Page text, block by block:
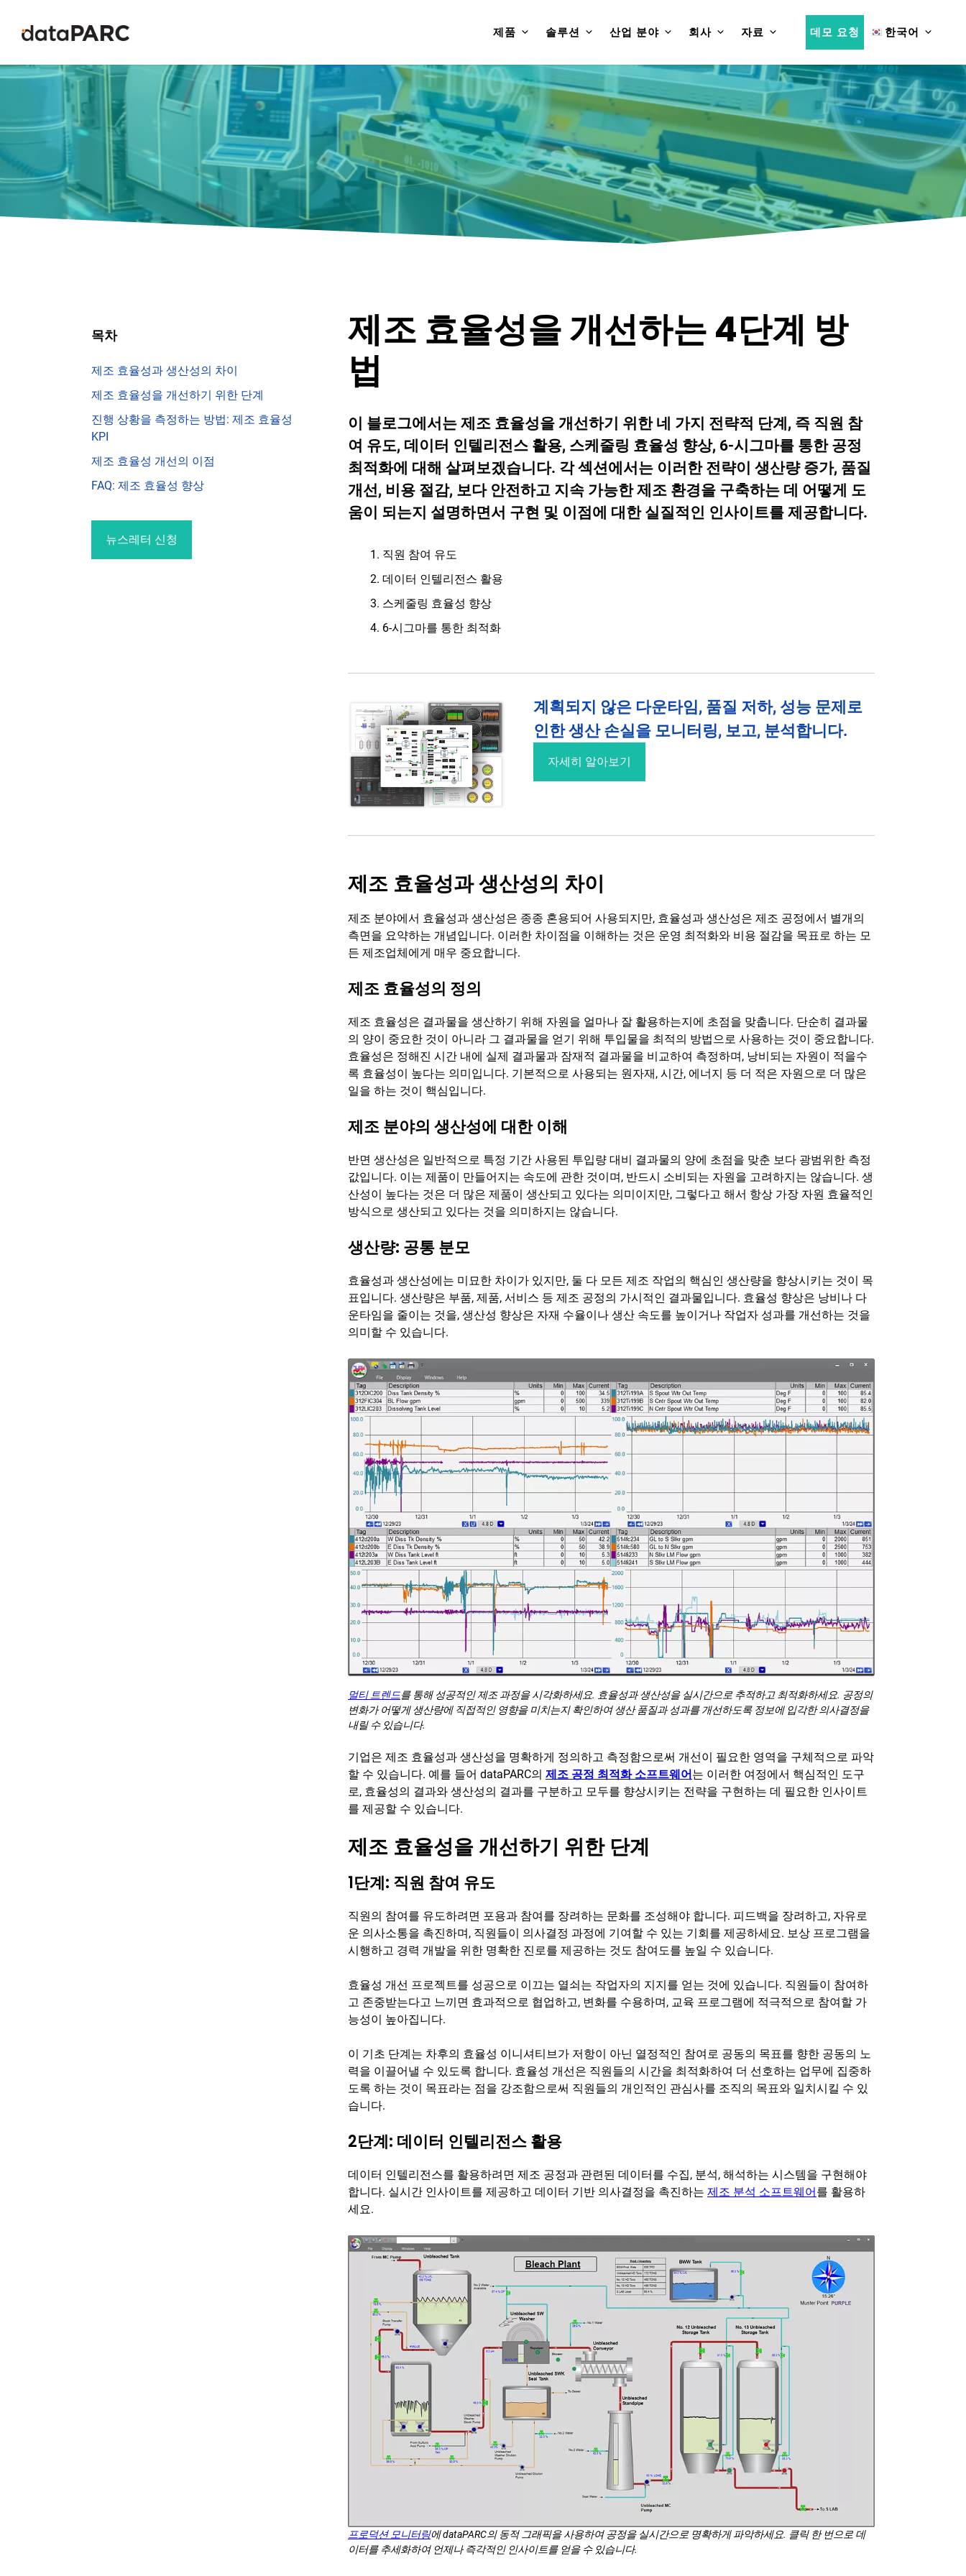
제품 솔루션 산업 분야 회사 자료 데모 요청 한국어
제조 효율성을 개선하는 4단계 방
법
이 블로그에서는 제조 효율성을 개선하기 위한 네 가지 전략적 단계, 즉 직원 참
여 유도, 데이터 인텔리전스 활용, 스케줄링 효율성 향상, 6-시그마를 통한 공정
최적화에 대해 살펴보겠습니다. 각 섹션에서는 이러한 전략이 생산량 증가, 품질
개선, 비용 절감, 보다 안전하고 지속 가능한 제조 환경을 구축하는 데 어떻게 도
움이 되는지 설명하면서 구현 및 이점에 대한 실질적인 인사이트를 제공합니다.
직원 참여 유도
데이터 인텔리전스 활용
스케줄링 효율성 향상
6-시그마를 통한 최적화
계획되지 않은 다운타임, 품질 저하, 성능 문제로
인한 생산 손실을 모니터링, 보고, 분석합니다.
자세히 알아보기
제조 효율성과 생산성의 차이
제조 분야에서 효율성과 생산성은 종종 혼용되어 사용되지만, 효율성과 생산성은 제조 공정에서 별개의
측면을 요약하는 개념입니다. 이러한 차이점을 이해하는 것은 운영 최적화와 비용 절감을 목표로 하는 모
든 제조업체에게 매우 중요합니다.
제조 효율성의 정의
제조 효율성은 결과물을 생산하기 위해 자원을 얼마나 잘 활용하는지에 초점을 맞춥니다. 단순히 결과물
의 양이 중요한 것이 아니라 그 결과물을 얻기 위해 투입물을 최적의 방법으로 사용하는 것이 중요합니다.
효율성은 정해진 시간 내에 실제 결과물과 잠재적 결과물을 비교하여 측정하며, 낭비되는 자원이 적을수
록 효율성이 높다는 의미입니다. 기본적으로 사용되는 원자재, 시간, 에너지 등 더 적은 자원으로 더 많은
일을 하는 것이 핵심입니다.
제조 분야의 생산성에 대한 이해
반면 생산성은 일반적으로 특정 기간 사용된 투입량 대비 결과물의 양에 초점을 맞춘 보다 광범위한 측정
값입니다. 이는 제품이 만들어지는 속도에 관한 것이며, 반드시 소비되는 자원을 고려하지는 않습니다. 생
산성이 높다는 것은 더 많은 제품이 생산되고 있다는 의미이지만, 그렇다고 해서 항상 가장 자원 효율적인
방식으로 생산되고 있다는 것을 의미하지는 않습니다.
생산량: 공통 분모
효율성과 생산성에는 미묘한 차이가 있지만, 둘 다 모든 제조 작업의 핵심인 생산량을 향상시키는 것이 목
표입니다. 생산량은 부품, 제품, 서비스 등 제조 공정의 가시적인 결과물입니다. 효율성 향상은 낭비나 다
운타임을 줄이는 것을, 생산성 향상은 자재 수율이나 생산 속도를 높이거나 작업자 성과를 개선하는 것을
의미할 수 있습니다.
멀티 트렌드를 통해 성공적인 제조 과정을 시각화하세요. 효율성과 생산성을 실시간으로 추적하고 최적화하세요. 공정의
변화가 어떻게 생산량에 직접적인 영향을 미치는지 확인하여 생산 품질과 성과를 개선하도록 정보에 입각한 의사결정을
내릴 수 있습니다.
기업은 제조 효율성과 생산성을 명확하게 정의하고 측정함으로써 개선이 필요한 영역을 구체적으로 파악
할 수 있습니다. 예를 들어 dataPARC의 제조 공정 최적화 소프트웨어는 이러한 여정에서 핵심적인 도구
로, 효율성의 결과와 생산성의 결과를 구분하고 모두를 향상시키는 전략을 구현하는 데 필요한 인사이트
를 제공할 수 있습니다.
제조 효율성을 개선하기 위한 단계
1단계: 직원 참여 유도
직원의 참여를 유도하려면 포용과 참여를 장려하는 문화를 조성해야 합니다. 피드백을 장려하고, 자유로
운 의사소통을 촉진하며, 직원들이 의사결정 과정에 기여할 수 있는 기회를 제공하세요. 보상 프로그램을
시행하고 경력 개발을 위한 명확한 진로를 제공하는 것도 참여도를 높일 수 있습니다.
효율성 개선 프로젝트를 성공으로 이끄는 열쇠는 작업자의 지지를 얻는 것에 있습니다. 직원들이 참여하
고 존중받는다고 느끼면 효과적으로 협업하고, 변화를 수용하며, 교육 프로그램에 적극적으로 참여할 가
능성이 높아집니다.
이 기초 단계는 차후의 효율성 이니셔티브가 저항이 아닌 열정적인 참여로 공동의 목표를 향한 공동의 노
력을 이끌어낼 수 있도록 합니다. 효율성 개선은 직원들의 시간을 최적화하여 더 선호하는 업무에 집중하
도록 하는 것이 목표라는 점을 강조함으로써 직원들의 개인적인 관심사를 조직의 목표와 일치시킬 수 있
습니다.
2단계: 데이터 인텔리전스 활용
데이터 인텔리전스를 활용하려면 제조 공정과 관련된 데이터를 수집, 분석, 해석하는 시스템을 구현해야
합니다. 실시간 인사이트를 제공하고 데이터 기반 의사결정을 촉진하는 제조 분석 소프트웨어를 활용하
세요.
프로덕션 모니터링에 dataPARC의 동적 그래픽을 사용하여 공정을 실시간으로 명확하게 파악하세요. 클릭 한 번으로 데
이터를 추세화하여 언제나 즉각적인 인사이트를 얻을 수 있습니다.
목차
제조 효율성과 생산성의 차이
제조 효율성을 개선하기 위한 단계
진행 상황을 측정하는 방법: 제조 효율성
KPI
제조 효율성 개선의 이점
FAQ: 제조 효율성 향상
뉴스레터 신청